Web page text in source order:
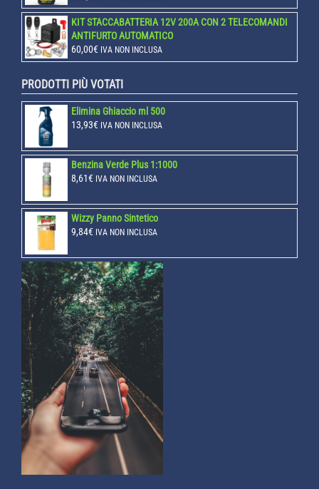
KIT STACCABATTERIA 12V 200A CON 2 TELECOMANDI
ANTIFURTO AUTOMATICO
60,00€ IVA NON INCLUSA
PRODOTTI PIÙ VOTATI
Elimina Ghiaccio ml 500
13,93€ IVA NON INCLUSA
Benzina Verde Plus 1:1000
8,61€ IVA NON INCLUSA
Wizzy Panno Sintetico
9,84€ IVA NON INCLUSA